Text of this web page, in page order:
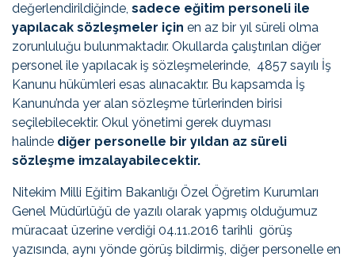
değerlendirildiğinde, sadece eğitim personeli ile
yapılacak sözleşmeler için en az bir yıl süreli olma
zorunluluğu bulunmaktadır. Okullarda çalıştırılan diğer
personel ile yapılacak iş sözleşmelerinde, 4857 sayılı İş
Kanunu hükümleri esas alınacaktır. Bu kapsamda İş
Kanunu’nda yer alan sözleşme türlerinden birisi
seçilebilecektir. Okul yönetimi gerek duyması
halinde diğer personelle bir yıldan az süreli
sözleşme imzalayabilecektir.
Nitekim Milli Eğitim Bakanlığı Özel Öğretim Kurumları
Genel Müdürlüğü de yazılı olarak yapmış olduğumuz
müracaat üzerine verdiği 04.11.2016 tarihli görüş
yazısında, aynı yönde görüş bildirmiş, diğer personelle en